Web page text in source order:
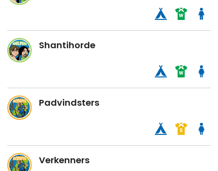
Shantihorde
Padvindsters
Verkenners